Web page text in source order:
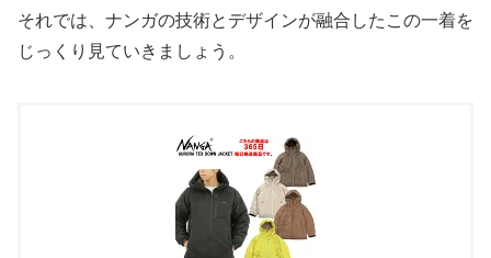
それでは、ナンガの技術とデザインが融合したこの一着を
じっくり見ていきましょう。